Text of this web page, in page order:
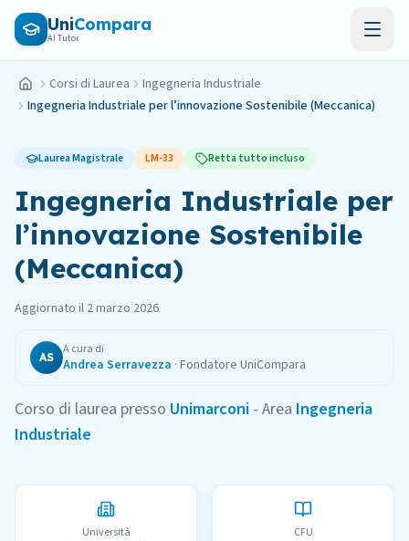
Vai al contenuto principale
UniCompara
AI Tutor
Home Corsi di Laurea
Ingegneria Industriale
Ingegneria Industriale per l’innovazione Sostenibile (Meccanica)
Laurea Magistrale LM-33 Retta tutto incluso
Ingegneria Industriale per
l’innovazione Sostenibile
(Meccanica)
Aggiornato il 2 marzo 2026
AS
A cura di
Andrea Serravezza · Fondatore UniCompara
Corso di laurea presso Unimarconi - Area Ingegneria
Industriale
Università CFU